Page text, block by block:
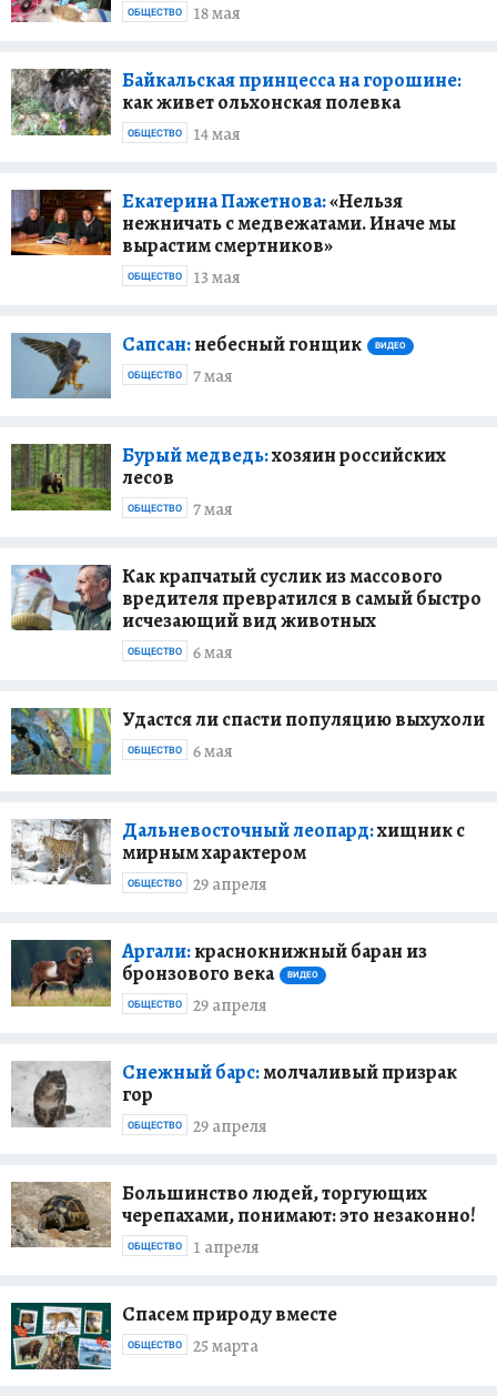
18 мая
ОБЩЕСТВО
Байкальская принцесса на горошине:
как живет ольхонская полевка
14 мая
ОБЩЕСТВО
Екатерина Пажетнова:«Нельзя
нежничать с медвежатами. Иначе мы
вырастим смертников»
13 мая
ОБЩЕСТВО
Сапсан:небесный гонщик ВИДЕО
7 мая
ОБЩЕСТВО
Бурый медведь:хозяин российских
лесов
7 мая
ОБЩЕСТВО
Как крапчатый суслик из массового
вредителя превратился в самый быстро
исчезающий вид животных
6 мая
ОБЩЕСТВО
Удастся ли спасти популяцию выхухоли
6 мая
ОБЩЕСТВО
Дальневосточный леопард:хищник с
мирным характером
29 апреля
ОБЩЕСТВО
Аргали:краснокнижный баран из
бронзового века
ВИДЕО
29 апреля
ОБЩЕСТВО
Снежный барс:молчаливый призрак
гор
29 апреля
ОБЩЕСТВО
Большинство людей, торгующих
черепахами, понимают: это незаконно!
1 апреля
ОБЩЕСТВО
Спасем природу вместе
25 марта
ОБЩЕСТВО